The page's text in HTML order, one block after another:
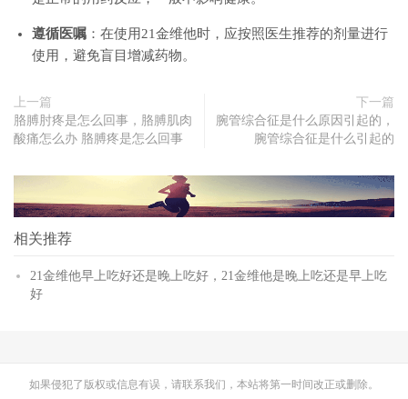
遵循医嘱 ：在使用21金维他时，应按照医生推荐的剂量进行
使用，避免盲目增减药物。
上一篇
胳膊肘疼是怎么回事，胳膊肌肉
酸痛怎么办 胳膊疼是怎么回事
下一篇
腕管综合征是什么原因引起的，
腕管综合征是什么引起的
相关推荐
21金维他早上吃好还是晚上吃好，21金维他是晚上吃还是早上吃
好
如果侵犯了版权或信息有误，请联系我们，本站将第一时间改正或删除。